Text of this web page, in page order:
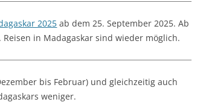
2025 ab dem 25. September 2025. Ab
in Madagaskar sind wieder möglich.
bis Februar) und gleichzeitig auch
weniger.